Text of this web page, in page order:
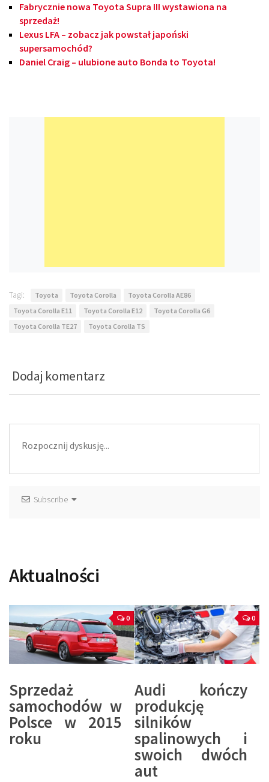
Fabrycznie nowa Toyota Supra III wystawiona na
sprzedaż!
Lexus LFA – zobacz jak powstał japoński
supersamochód?
Daniel Craig – ulubione auto Bonda to Toyota!
Tagi: Toyota Toyota Corolla
Toyota Corolla AE86
Toyota Corolla E11
Toyota Corolla E12
Toyota Corolla G6
Toyota Corolla TE27
Toyota Corolla TS
Dodaj komentarz
Subscribe
Aktualności
0
Sprzedaż
samochodów w
Polsce w 2015
roku
0
Audi kończy
produkcję
silników
spalinowych i
swoich dwóch
aut